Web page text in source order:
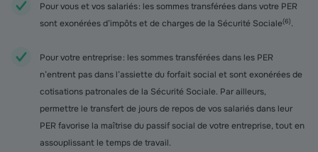
Pour vous et vos salariés : les sommes transférées dans votre PER
sont exonérées d’impôts et de charges de la Sécurité Sociale(6).
Pour votre entreprise : les sommes transférées dans les PER
n’entrent pas dans l’assiette du forfait social et sont exonérées de
cotisations patronales de la Sécurité Sociale. Par ailleurs,
permettre le transfert de jours de repos de vos salariés dans leur
PER favorise la maîtrise du passif social de votre entreprise, tout en
assouplissant le temps de travail.